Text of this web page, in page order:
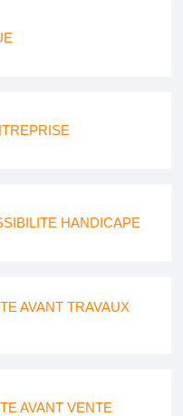
HANDICAPE
AVANT TRAVAUX
AVANT VENTE